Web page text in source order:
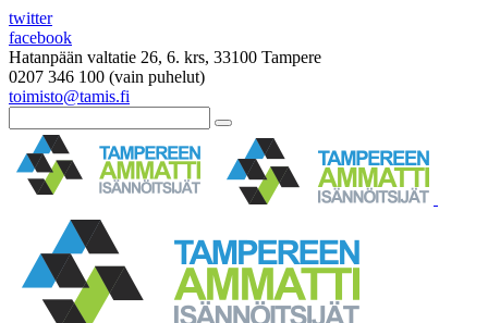
twitter
facebook
Hatanpään valtatie 26, 6. krs, 33100 Tampere
0207 346 100 (vain puhelut)
toimisto@tamis.fi